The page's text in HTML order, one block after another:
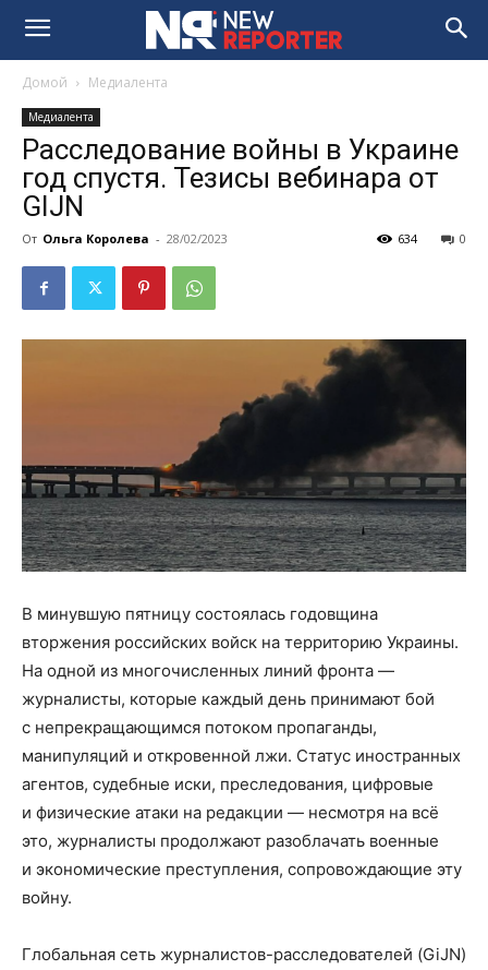
Домой Медиалента
Медиалента
Расследование войны в Украине
год спустя. Тезисы вебинара от
GIJN
От Ольга Королева - 28/02/2023 0
634
В минувшую пятницу состоялась годовщина
вторжения российских войск на территорию Украины.
На одной из многочисленных линий фронта —
журналисты, которые каждый день принимают бой
с непрекращающимся потоком пропаганды,
манипуляций и откровенной лжи. Статус иностранных
агентов, судебные иски, преследования, цифровые
и физические атаки на редакции — несмотря на всё
это, журналисты продолжают разоблачать военные
и экономические преступления, сопровождающие эту
войну.
Глобальная сеть журналистов-расследователей (GiJN)